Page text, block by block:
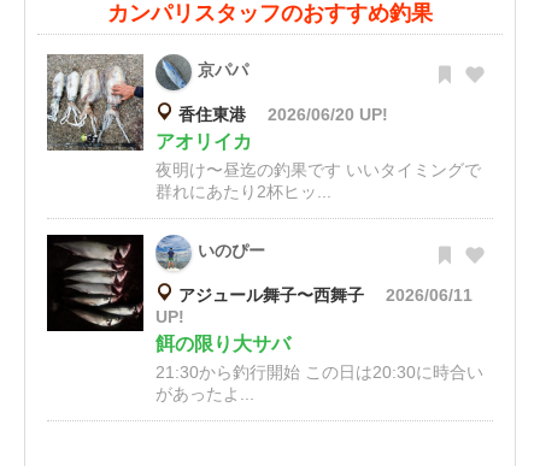
カンパリスタッフのおすすめ釣果
京パパ
香住東港 2026/06/20 UP!
アオリイカ
夜明け〜昼迄の釣果です いいタイミングで
群れにあたり2杯ヒッ...
いのぴー
アジュール舞子〜西舞子
2026/06/11
UP!
餌の限り大サバ
21:30から釣行開始 この日は20:30に時合い
があったよ...